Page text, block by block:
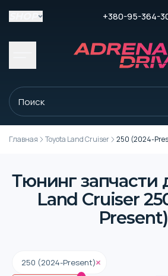
+380-95-364-
Главная Toyota Land Cruiser 250 (2024-
Тюнинг запчасти
Land Cruiser
Present)
250 (2024-Present)